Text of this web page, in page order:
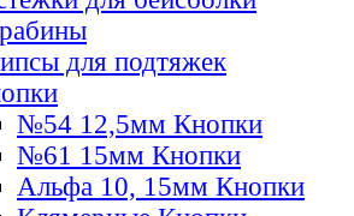
для подтяжек
№54 12,5мм Кнопки
№61 15мм Кнопки
Альфа 10, 15мм Кнопки